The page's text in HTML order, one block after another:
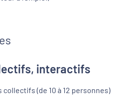
interactifs
(de 10 à 12 personnes)